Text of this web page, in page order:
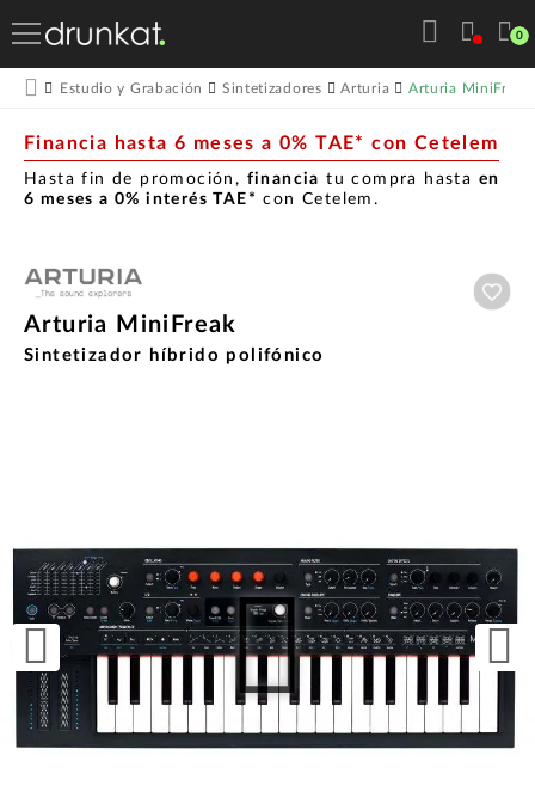
0
Estudio y Grabación Sintetizadores Arturia Arturia MiniFreak
Financia hasta 6 meses a 0% TAE* con Cetelem
Hasta fin de promoción, financia tu compra hasta en
6 meses a 0% interés TAE* con Cetelem.
Arturia MiniFreak
Sintetizador híbrido polifónico